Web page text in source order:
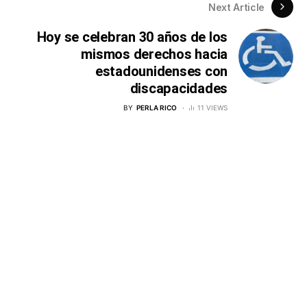
Next Article
Hoy se celebran 30 años de los
mismos derechos hacia
estadounidenses con
discapacidades
BY PERLA RICO 11 VIEWS